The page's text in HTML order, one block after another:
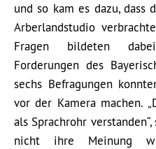
und so kam es dazu,
Arberlandstudio
Fragen bildeten
Forderungen des
sechs Befragungen
vor der Kamera machen.
als Sprachrohr
nicht ihre Meinung